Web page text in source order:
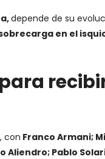
depende de su
en el
con Franco Armani;
Aliendro; Pablo